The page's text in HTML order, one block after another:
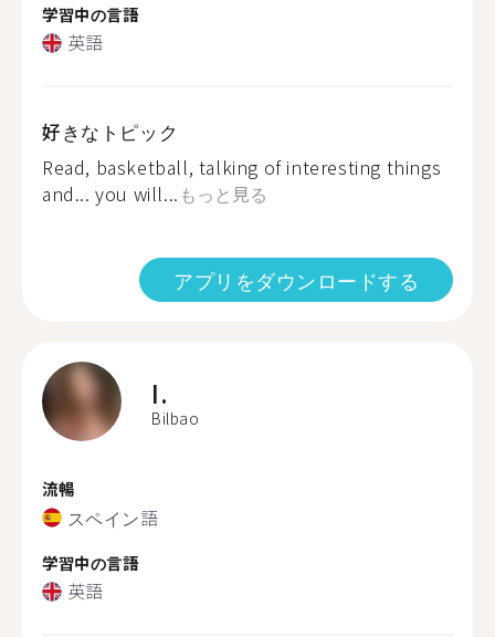
学習中の言語
英語
好きなトピック
Read, basketball, talking of interesting things
and... you will... もっと見る
アプリをダウンロードする
I.
Bilbao
流暢
スペイン語
学習中の言語
英語